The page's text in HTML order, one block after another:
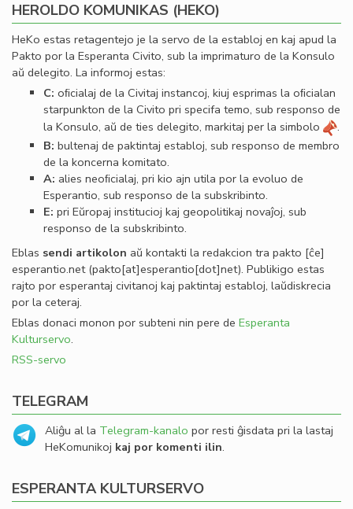
HEROLDO KOMUNIKAS (HEKO)
HeKo estas retagentejo je la servo de la establoj en kaj apud la
Pakto por la Esperanta Civito, sub la imprimaturo de la Konsulo
aŭ delegito. La informoj estas:
C: oﬁcialaj de la Civitaj instancoj, kiuj esprimas la oﬁcialan
starpunkton de la Civito pri specifa temo, sub responso de
la Konsulo, aŭ de ties delegito, markitaj per la simbolo
.
B: bultenaj de paktintaj establoj, sub responso de membro
de la koncerna komitato.
A: alies neoﬁcialaj, pri kio ajn utila por la evoluo de
Esperantio, sub responso de la subskribinto.
E: pri Eŭropaj institucioj kaj geopolitikaj novaĵoj, sub
responso de la subskribinto.
Eblas sendi artikolon aŭ kontakti la redakcion tra pakto [ĉe]
esperantio.net(pakto[at]esperantio[dot]net). Publikigo estas
rajto por esperantaj civitanoj kaj paktintaj establoj, laŭdiskrecia
por la ceteraj.
Eblas donaci monon por subteni nin pere de Esperanta
Kulturservo.
RSS-servo
TELEGRAM
Aliĝu al la Telegram-kanalo por resti ĝisdata pri la lastaj
HeKomunikoj kaj por komenti ilin.
ESPERANTA KULTURSERVO